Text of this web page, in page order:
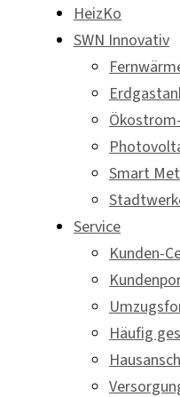
HeizKo
SWN Innovativ
Smart
Service
Kunden-
Häufig